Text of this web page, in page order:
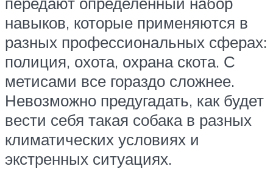
навыков, которые применяются в
разных профессиональных сферах:
полиция, охота, охрана скота. С
метисами все гораздо сложнее.
Невозможно предугадать, как будет
вести себя такая собака в разных
климатических условиях и
экстренных ситуациях.